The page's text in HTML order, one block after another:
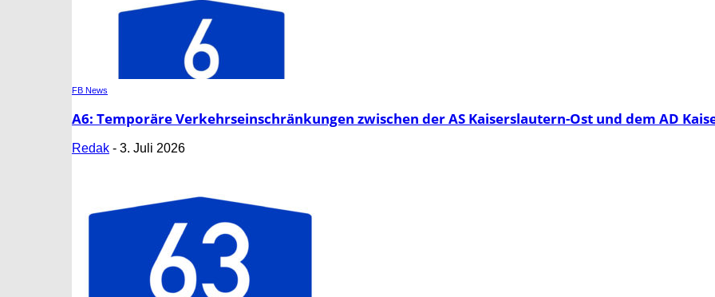
FB News
A6: Temporäre Verkehrseinschränkungen zwischen der AS Kaiserslautern-Ost und dem AD
Redak - 3. Juli 2026